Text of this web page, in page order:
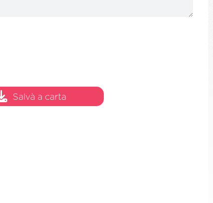
Salvà a carta